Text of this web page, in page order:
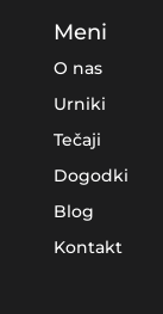
Meni
O nas
Urniki
Tečaji
Dogodki
Blog
Kontakt